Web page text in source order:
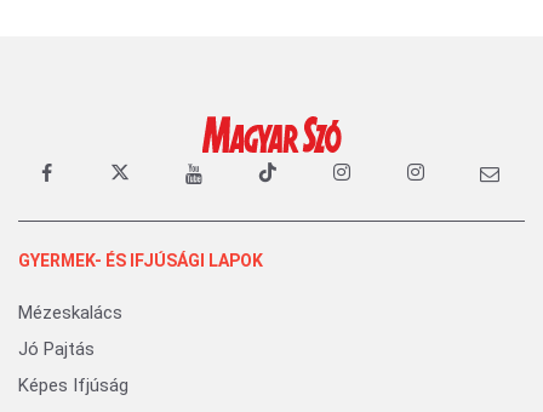
GYERMEK- ÉS IFJÚSÁGI LAPOK
Mézeskalács
Jó Pajtás
Képes Ifjúság